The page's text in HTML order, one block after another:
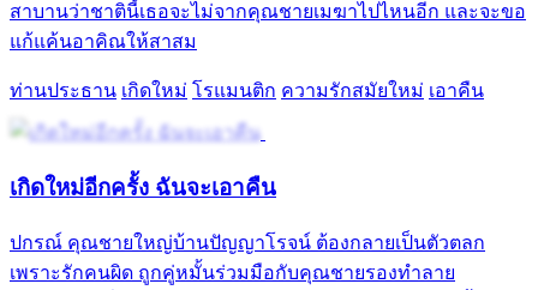
สาบานว่าชาตินี้เธอจะไม่จากคุณชายเมฆาไปไหนอีก และจะขอ
แก้แค้นอาคิณให้สาสม
ท่านประธาน เกิดใหม่ โรแมนติก ความรักสมัยใหม่ เอาคืน
เกิดใหม่อีกครั้ง ฉันจะเอาคืน
ปกรณ์ คุณชายใหญ่บ้านปัญญาโรจน์ ต้องกลายเป็นตัวตลก
เพราะรักคนผิด ถูกคู่หมั้นร่วมมือกับคุณชายรองทำลาย